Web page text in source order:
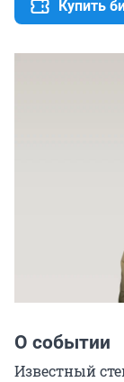
Купить
О событии
Известный